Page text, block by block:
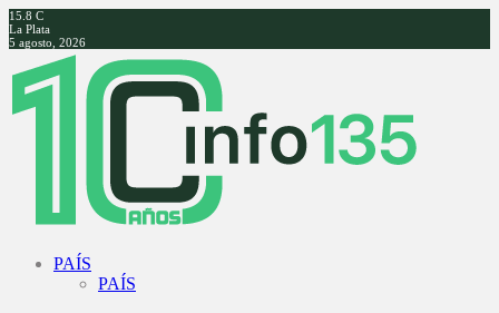
15.8 C
La Plata
5 agosto, 2026
Facebook
Twitter
Instagram
Youtube
PAÍS
PAÍS